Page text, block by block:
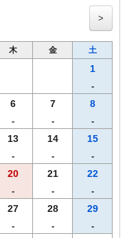
格の適用対象外となります
とともにどうぞ
>
木 金 土
1
-
6
-
7
-
8
-
13
-
14
-
15
-
20
-
21
-
22
-
27
-
28
-
29
-